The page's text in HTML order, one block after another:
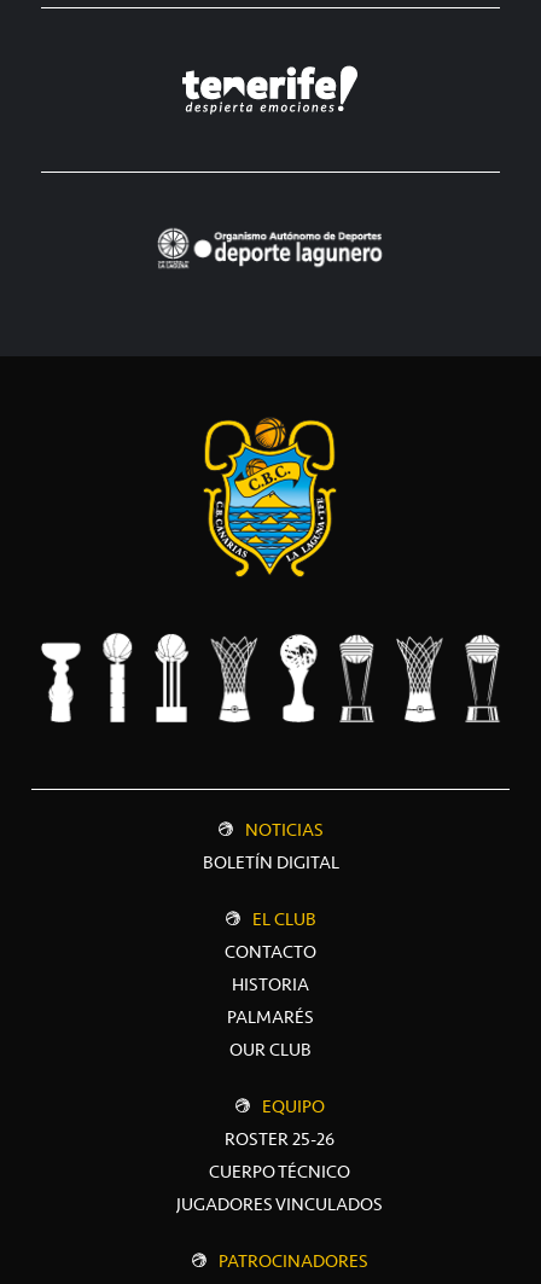
NOTICIAS
BOLETÍN DIGITAL
EL CLUB
CONTACTO
HISTORIA
PALMARÉS
OUR CLUB
EQUIPO
ROSTER 25-26
CUERPO TÉCNICO
JUGADORES VINCULADOS
PATROCINADORES